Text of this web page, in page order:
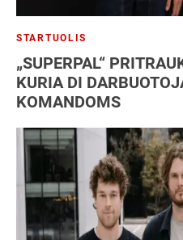
STARTUOLIS
„SUPERPAL“
KURIA DI
KOMANDOMS